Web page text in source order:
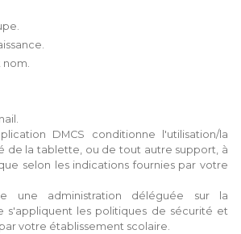
DMCS conditionne l'utilisation/la
de la tablette, ou de tout autre support, à
selon les indications fournies par votre
une administration déléguée sur la
s'appliquent les politiques de sécurité et
votre établissement scolaire.